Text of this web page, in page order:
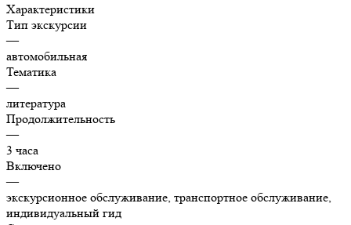
Характеристики
Тип экскурсии
—
автомобильная
Тематика
—
литература
Продолжительность
—
3 часа
Включено
—
экскурсионное обслуживание, транспортное обслуживание,
индивидуальный гид